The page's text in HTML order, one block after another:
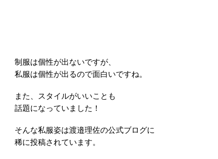
制服は個性が出ないですが、
私服は個性が出るので面白いですね。
また、スタイルがいいことも
話題になっていました！
そんな私服姿は渡邉理佐の公式ブログに
稀に投稿されています。